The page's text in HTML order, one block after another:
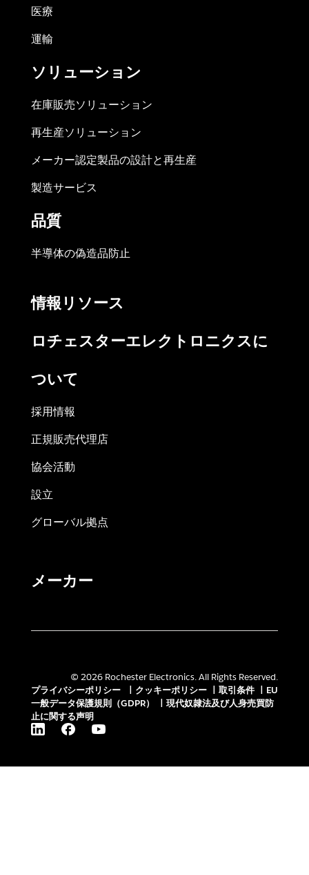
医療
運輸
ソリューション
在庫販売ソリューション
再生産ソリューション
メーカー認定製品の設計と再生産
製造サービス
品質
半導体の偽造品防止
情報リソース
ロチェスターエレクトロニクスに
ついて
採用情報
正規販売代理店
協会活動
設立
グローバル拠点
メーカー
© 2026 Rochester Electronics. All Rights Reserved.
プライバシーポリシー
クッキーポリシー 取引条件
EU
一般データ保護規則（GDPR）
現代奴隷法及び人身売買防
止に関する声明